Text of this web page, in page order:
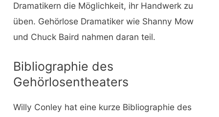
Dramatikern die Möglichkeit, ihr Handwerk zu
üben. Gehörlose Dramatiker wie Shanny Mow
und Chuck Baird nahmen daran teil.
Bibliographie des
Gehörlosentheaters
Willy Conley hat eine kurze Bibliographie des